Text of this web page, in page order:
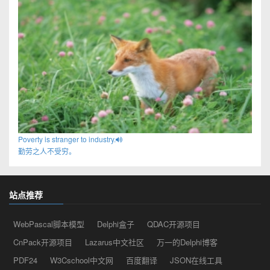
Poverty is stranger to industry.
勤劳之人不受穷。
站点推荐
WebPascal脚本模型 Delphi盒子
QDAC开源项目
CnPack开源项目
Lazarus中文社区
万一的Delphi博客
PDF24
W3Cschool中文网 百度翻译 JSON在线工具